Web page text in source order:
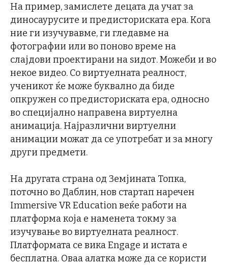
На пример, замислете децата да учат за
диносаурусите и предисториската ера. Кога
ние ги изучувавме, ги гледавме на
фотографии или во поново време на
слајдови проектирани на ѕидот. Можеби и во
некое видео. Со виртуелната реалност,
ученикот ќе може буквално да биде
опкружен со предисториската ера, односно
во специјално направена виртуелна
анимација. Најразлични виртуелни
анимации можат да се употребат и за многу
други предмети.
На другата страна од Земјината Топка,
поточно во Даблин, нов стартап наречен
Immersive VR Education веќе работи на
платформа која е наменета токму за
изучување во виртуелната реалност.
Платформата се вика Engage и истата е
бесплатна. Оваа алатка може да се користи